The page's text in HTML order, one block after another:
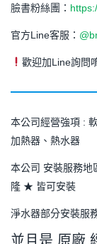
臉書粉絲團：
官方Line客服：
歡迎加Line詢問
本公司經營強項 :
加熱器、熱水器
本公司 安裝服務
隆 ★ 皆可安裝
淨水器部分安裝
並且是 原廠